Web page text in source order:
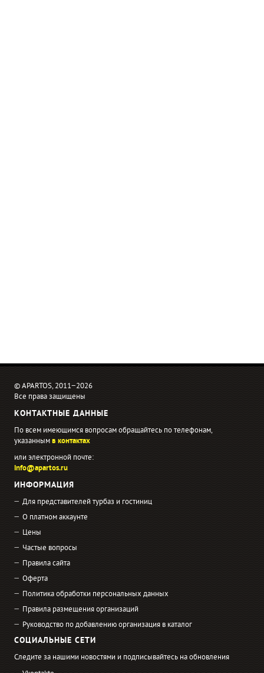
© APARTOS, 2011−2026
Все права защищены
КОНТАКТНЫЕ ДАННЫЕ
По всем имеющимся вопросам обращайтесь по телефонам,
указаннымв контактах
или электронной почте:
info@apartos.ru
ИНФОРМАЦИЯ
Для представителей турбаз и гостиниц
О платном аккаунте
Цены
Частые вопросы
Правила сайта
Оферта
Политика обработки персональных данных
Правила размещения организаций
Руководство по добавлению организация в каталог
СОЦИАЛЬНЫЕ СЕТИ
Следите за нашими новостями и подписывайтесь на обновления